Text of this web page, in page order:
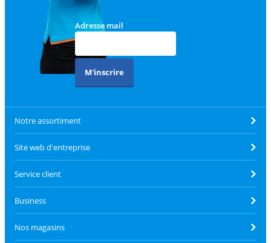
Adresse mail
M'inscrire
Notre assortiment
Site web d'entreprise
Service client
Business
Nos magasins